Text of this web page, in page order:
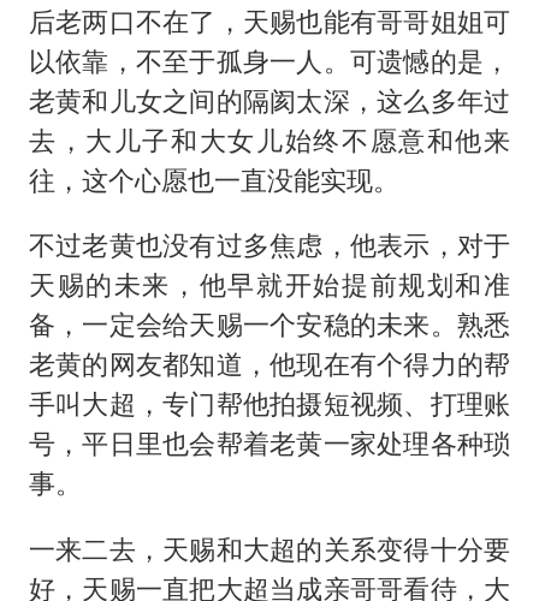
后老两口不在了，天赐也能有哥哥姐姐可
以依靠，不至于孤身一人。可遗憾的是，
老黄和儿女之间的隔阂太深，这么多年过
去，大儿子和大女儿始终不愿意和他来
往，这个心愿也一直没能实现。
不过老黄也没有过多焦虑，他表示，对于
天赐的未来，他早就开始提前规划和准
备，一定会给天赐一个安稳的未来。熟悉
老黄的网友都知道，他现在有个得力的帮
手叫大超，专门帮他拍摄短视频、打理账
号，平日里也会帮着老黄一家处理各种琐
事。
一来二去，天赐和大超的关系变得十分要
好，天赐一直把大超当成亲哥哥看待，大